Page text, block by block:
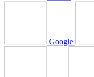
Google